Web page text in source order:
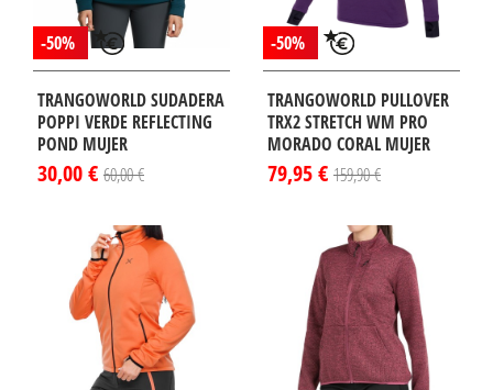
-50%
TRANGOWORLD SUDADERA
POPPI VERDE REFLECTING
POND MUJER
30,00 € 60,00 €
-50%
TRANGOWORLD PULLOVER
TRX2 STRETCH WM PRO
MORADO CORAL MUJER
79,95 € 159,90 €